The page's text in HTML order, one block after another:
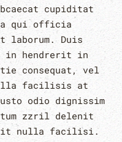
cupiditat
qui officia
laborum. Duis
in hendrerit in
consequat, vel
facilisis at
odio dignissim
zzril delenit
nulla facilisi.